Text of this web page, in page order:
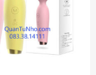
Các
chọn
thể